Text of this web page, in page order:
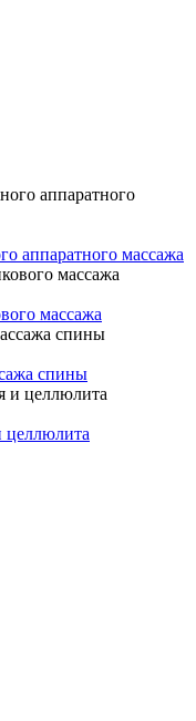
аппаратного массажа
массажа
спины
целлюлита